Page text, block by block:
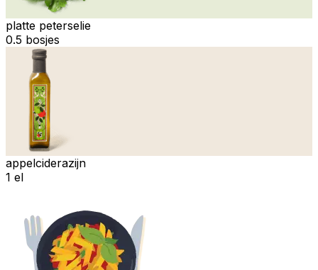
platte peterselie
0.5 bosjes
appelciderazijn
1 el